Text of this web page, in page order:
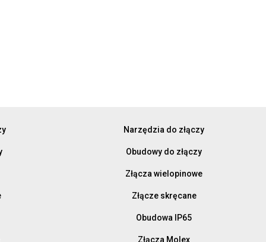
Narzędzia do złączy
Obudowy do złączy
Złącza wielopinowe
Złącze skręcane
Obudowa IP65
Złącza Molex